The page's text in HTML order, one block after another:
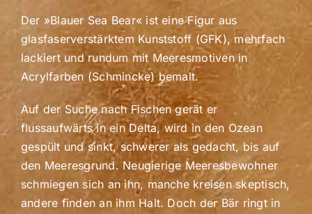
Der »Blauer Sea Bear« ist eine Figur aus
glasfaserverstärktem Kunststoff (GFK), mehrfach
lackiert und rundum mit Meeresmotiven in
Acrylfarben (Schmincke) bemalt.
Auf der Suche nach Fischen gerät er
flussaufwärts in ein Delta, wird in den Ozean
gespült und sinkt, schwerer als gedacht, bis auf
den Meeresgrund. Neugierige Meeresbewohner
schmiegen sich an ihn, manche kreisen skeptisch,
andere finden an ihm Halt. Doch der Bär ringt in